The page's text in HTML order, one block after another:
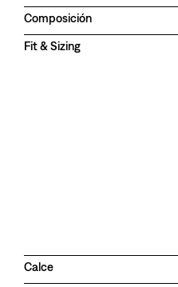
Composición
Fit & Sizing
Calce